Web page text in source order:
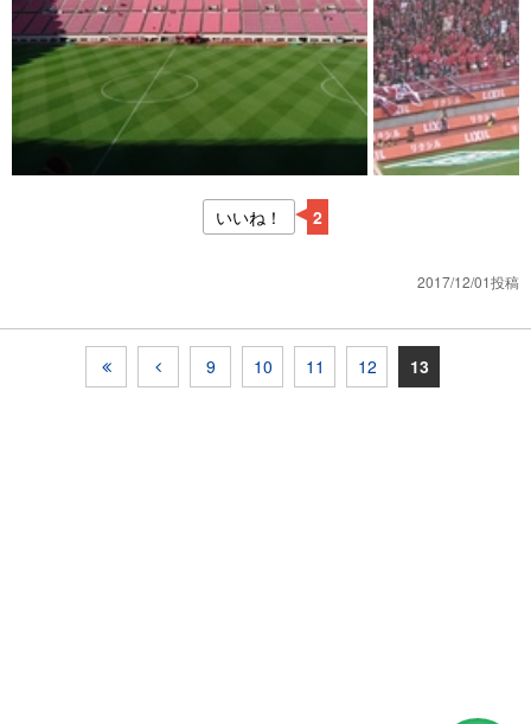
いいね！ 2
2017/12/01投稿
9 10 11 12 13